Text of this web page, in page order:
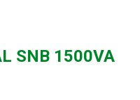
SNB 1500VA